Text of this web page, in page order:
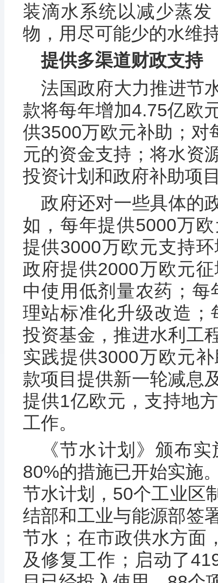
装滴水系统以减少蒸
物，用尽可能少的水维
提供多渠道财政支持
法国政府大力推进节
款将每年增加4.75亿欧
供3500万欧元补助；对
元的资金支持；将水资
投资计划和政府补助项
政府还对一些具体的
如，每年提供5000万
提供3000万欧元支持
政府提供2000万欧元
中使用低剂量农药；
理站标准化升级改造
投资基金，推进水利工
实践提供3000万欧元
款项目提供新一轮减息
提供1亿欧元，支持地
工作。
《节水计划》颁布
80%的措施已开始实施
节水计划，50个工业区
结部和工业与能源部签
节水；在市政供水方面
及修复工作；启动了